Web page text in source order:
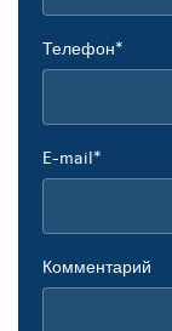
Телефон*
E-mail*
Комментарий